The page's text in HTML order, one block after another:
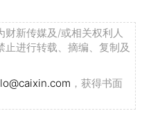
财新传媒及/或相关权利人
进行转载、摘编、复制及
，获得书面